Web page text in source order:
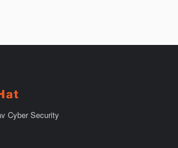
Cyber Security